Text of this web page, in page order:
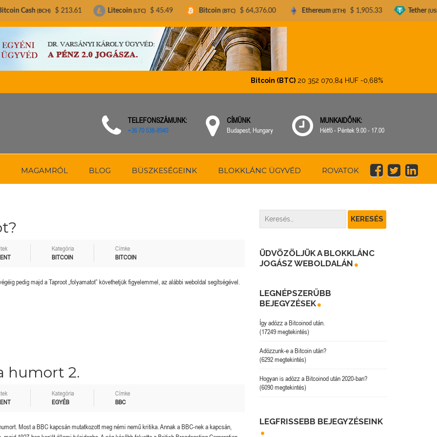
Bitcoin (BTC) 20 352 070,84 HUF-0,68%
TELEFONSZÁMUNK:
+36 70 538-8940
CÍMÜNK
Budapest, Hungary
MUNKAIDŐNK:
Hétfő - Péntek 9.00 - 17.00
MAGAMRÓL BLOG BÜSZKESÉGEINK BLOKKLÁNC ÜGYVÉD ROVATOK
Kategória
BITCOIN
Címke
BITCOIN
pedig majd a Taproot „folyamatot” követhetjük figyelemmel, az alábbi weboldal segítségével.
humort 2.
Kategória
EGYÉB
Címke
BBC
Most a BBC kapcsán mutatkozott meg némi nemű kritika. Annak a BBC-nek a kapcsán,
ÜDVÖZÖLJÜK A BLOKKLÁNC
JOGÁSZ WEBOLDALÁN
LEGNÉPSZERŰBB
BEJEGYZÉSEK
Így adózz a Bitcoinod után.
(17249 megtekintés)
Adózzunk-e a Bitcoin után?
(6292 megtekintés)
Hogyan is adózz a Bitcoinod után 2020-ban?
(6090 megtekintés)
LEGFRISSEBB BEJEGYZÉSEINK
$ 213.61 Litecoin (LTC) $ 45.49 Bitcoin (BTC) $ 64,376.00 Ethereum (ETH) $ 1,905.33 Tether (USDT) $